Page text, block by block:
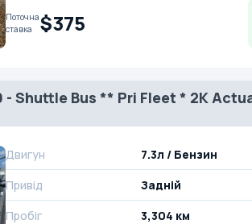
Поточна
ставка
$375
- Shuttle Bus ** Pri Fleet * 2K
Двигун
7.3л / Бензин
Привід
Задній
Пробіг
3,304 км